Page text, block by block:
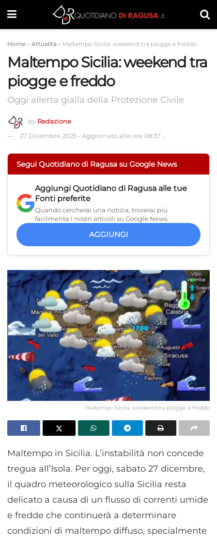
Home » Attualità » Maltempo Sicilia: weekend tra piogge e freddo
Maltempo Sicilia: weekend tra
piogge e freddo
Oggi allerta gialla della Protezione Civile
by Redazione
27 Dicembre 2025 - Aggiornato alle ore 08:37 -
Segui Quotidiano di Ragusa su Google News
Aggiungi Quotidiano di Ragusa alle tue
Fonti preferite
Quando cercherai una notizia, troverai più
facilmente i nostri articoli su Google News.
AGGIUNGI
Maltempo Sicilia: weekend tra piogge e freddo
Maltempo in Sicilia. L’instabilità non concede
tregua all’Isola. Per oggi, sabato 27 dicembre,
il quadro meteorologico sulla Sicilia resta
delicato a causa di un flusso di correnti umide
e fredde che continuerà a determinare
condizioni di maltempo diffuso, specialmente